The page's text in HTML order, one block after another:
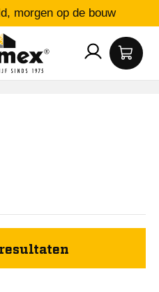
morgen op de bouw